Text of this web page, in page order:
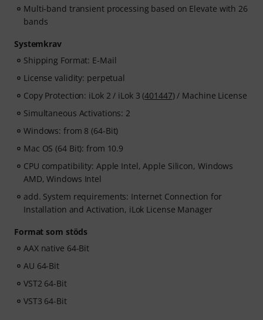
Multi-band transient processing based on Elevate with 26
bands
Systemkrav
Shipping Format: E-Mail
License validity: perpetual
Copy Protection: iLok 2 / iLok 3 (401447) / Machine License
Simultaneous Activations: 2
Windows: from 8 (64-Bit)
Mac OS (64 Bit): from 10.9
CPU compatibility: Apple Intel, Apple Silicon, Windows
AMD, Windows Intel
add. System requirements: Internet Connection for
Installation and Activation, iLok License Manager
Format som stöds
AAX native 64-Bit
AU 64-Bit
VST2 64-Bit
VST3 64-Bit